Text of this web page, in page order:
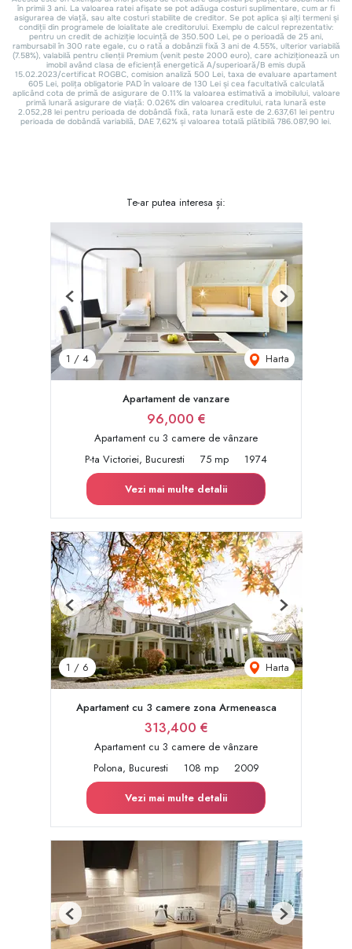
Te-ar putea interesa și:
1 / 4 Harta
Previous Next
Apartament de vanzare
96,000 €
Apartament cu 3 camere de vânzare
P-ta Victoriei, Bucuresti
75 mp
1974
Vezi mai multe detalii
1 / 6 Harta
Previous Next
Apartament cu 3 camere zona Armeneasca
313,400 €
Apartament cu 3 camere de vânzare
Polona, Bucuresti
108 mp
2009
Vezi mai multe detalii
Previous Next